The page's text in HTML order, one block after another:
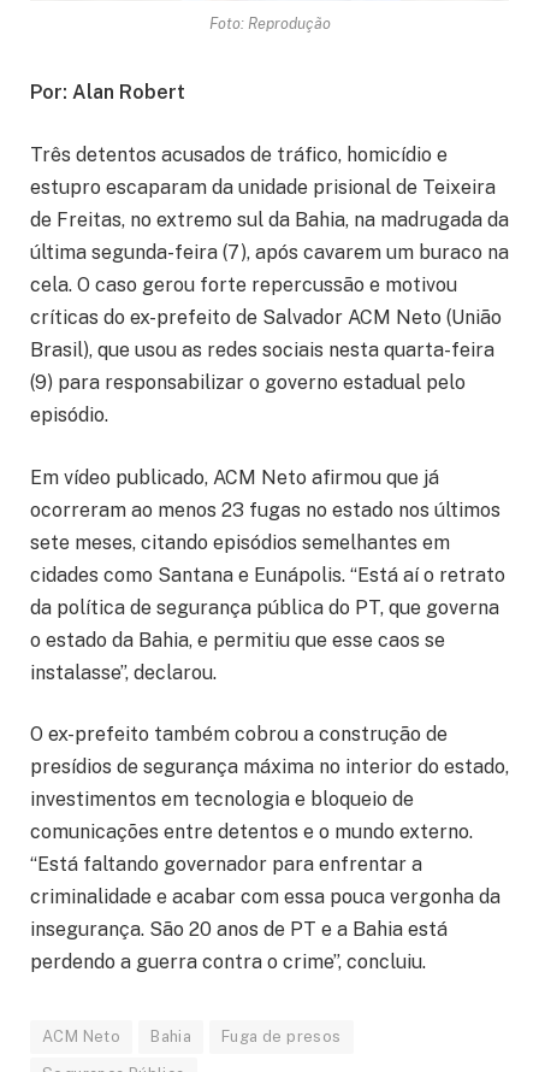
Foto: Reprodução
Por: Alan Robert
Três detentos acusados de tráfico, homicídio e
estupro escaparam da unidade prisional de Teixeira
de Freitas, no extremo sul da Bahia, na madrugada da
última segunda-feira (7), após cavarem um buraco na
cela. O caso gerou forte repercussão e motivou
críticas do ex-prefeito de Salvador ACM Neto (União
Brasil), que usou as redes sociais nesta quarta-feira
(9) para responsabilizar o governo estadual pelo
episódio.
Em vídeo publicado, ACM Neto afirmou que já
ocorreram ao menos 23 fugas no estado nos últimos
sete meses, citando episódios semelhantes em
cidades como Santana e Eunápolis. “Está aí o retrato
da política de segurança pública do PT, que governa
o estado da Bahia, e permitiu que esse caos se
instalasse”, declarou.
O ex-prefeito também cobrou a construção de
presídios de segurança máxima no interior do estado,
investimentos em tecnologia e bloqueio de
comunicações entre detentos e o mundo externo.
“Está faltando governador para enfrentar a
criminalidade e acabar com essa pouca vergonha da
insegurança. São 20 anos de PT e a Bahia está
perdendo a guerra contra o crime”, concluiu.
ACM Neto Bahia Fuga de presos